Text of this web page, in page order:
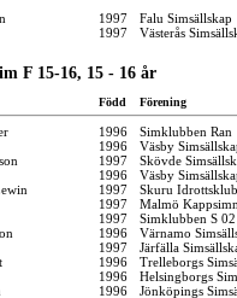
1997
Falu Simsällskap
1997 Västerås
F 15-16, 15 - 16 år
Född Förening
1996
Simklubben Ran
1996
Väsby
1997
Skövde
1996
Väsby
1997
Skuru
1997
Malmö
1997
Simklubben S 02
1996
Värnamo
1997
Järfälla
1996
Trelleborgs
1996
Helsingborgs
1996
Jönköpings